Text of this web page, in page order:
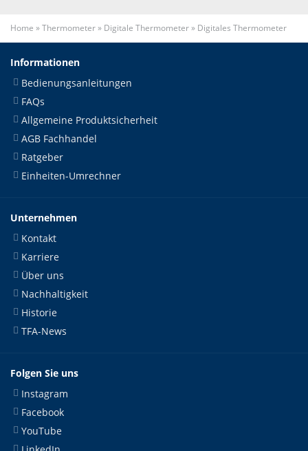
Home »Thermometer» Digitale Thermometer» Digitales Thermometer
Informationen
Bedienungsanleitungen
FAQs
Allgemeine Produktsicherheit
AGB Fachhandel
Ratgeber
Einheiten-Umrechner
Unternehmen
Kontakt
Karriere
Über uns
Nachhaltigkeit
Historie
TFA-News
Folgen Sie uns
Instagram
Facebook
YouTube